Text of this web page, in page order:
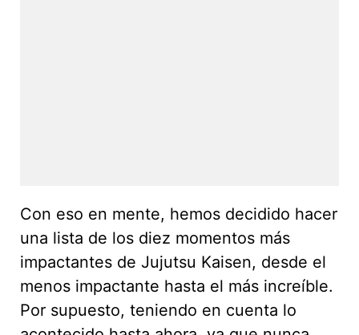
Con eso en mente, hemos decidido hacer
una lista de los diez momentos más
impactantes de Jujutsu Kaisen, desde el
menos impactante hasta el más increíble.
Por supuesto, teniendo en cuenta lo